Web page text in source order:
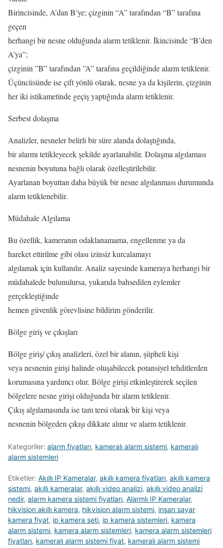
Birincisinde, A’dan B’ye; çizginin “A” tarafından “B” tarafına
geçen
herhangi bir nesne olduğunda alarm tetiklenir. İkincisinde “B’den
A’ya”;
çizginin ”B” tarafından ”A” tarafına geçildiğinde alarm tetiklenir.
Üçüncüsünde ise çift yönlü olarak, nesne ya da kişilerin, çizginin
her iki istikametinde geçiş yaptığında alarm tetiklenir.
Serbest dolaşma
Analizler, nesneler belirli bir süre alanda dolaştığında,
bir alarmı tetikleyecek şekilde ayarlanabilir. Dolaşma algılaması
nesnenin boyutuna bağlı olarak özelleştirilebilir.
Ayarlanan boyuttan daha büyük bir nesne algılanması durumunda
alarm tetiklenebilir.
Müdahale Algılama
Bu özellik, kameranın odaklanamama, engellenme ya da
hareket ettirilme gibi olası izinsiz kurcalamayı
algılamak için kullanılır. Analiz sayesinde kameraya herhangi bir
müdahalede bulunulursa, yukarıda bahsedilen eylemler
gerçekleştiğinde
hemen güvenlik görevlisine bildirim gönderilir.
Bölge giriş ve çıkışları
Bölge giriş/ çıkış analizleri, özel bir alanın, şüpheli kişi
veya nesnenin girişi halinde oluşabilecek potansiyel tehditlerden
korumasına yardımcı olur. Bölge girişi etkinleştirerek seçilen
bölgelere nesne girişi olduğunda bir alarm tetiklenir.
Çıkış algılamasında ise tam tersi olarak bir kişi veya
nesnenin bölgeden çıkışı dikkate alınır ve alarm tetiklenir.
Kategoriler: alarm fiyatları, kameralı alarm sistemi, kameralı
alarm sistemleri
Etiketler: Akıllı IP Kameralar, akıllı kamera fiyatları, akıllı kamera
sistemi, akıllı kameralar, akıllı video analizi, akıllı video analizi
nedir, alarm kamera sistemi fiyatları, Alarmlı IP Kameralar,
hikvision akıllı kamera, hikvision alarm sistemi, insan sayar
kamera fiyat, ip kamera seti, ip kamera sistemleri, kamera
alarm sistemi, kamera alarm sistemleri, kamera alarm sistemleri
fiyatları, kameralı alarm sistemi fiyat, kameralı alarm sistemi